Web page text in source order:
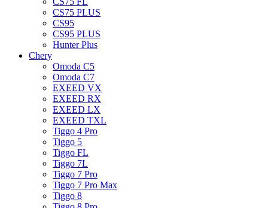
CS75 PLUS
CS95
CS95 PLUS
Hunter Plus
Chery
Omoda C5
Omoda C7
EXEED VX
EXEED RX
EXEED LX
EXEED TXL
Tiggo 4 Pro
Tiggo 5
Tiggo FL
Tiggo 7L
Tiggo 7 Pro
Tiggo 7 Pro Max
Tiggo 8